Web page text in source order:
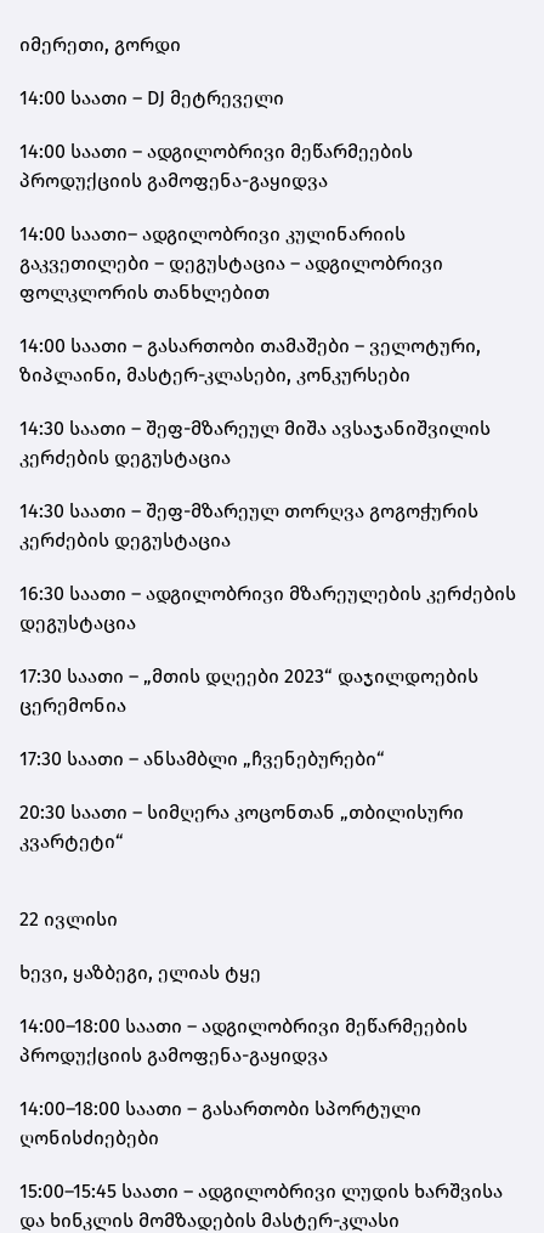
იმერეთი, გორდი
14:00 საათი – DJ მეტრეველი
14:00 საათი – ადგილობრივი მეწარმეების
პროდუქციის გამოფენა-გაყიდვა
14:00 საათი– ადგილობრივი კულინარიის
გაკვეთილები – დეგუსტაცია – ადგილობრივი
ფოლკლორის თანხლებით
14:00 საათი – გასართობი თამაშები – ველოტური,
ზიპლაინი, მასტერ-კლასები, კონკურსები
14:30 საათი – შეფ-მზარეულ მიშა ავსაჯანიშვილის
კერძების დეგუსტაცია
14:30 საათი – შეფ-მზარეულ თორღვა გოგოჭურის
კერძების დეგუსტაცია
16:30 საათი – ადგილობრივი მზარეულების კერძების
დეგუსტაცია
17:30 საათი – „მთის დღეები 2023“ დაჯილდოების
ცერემონია
17:30 საათი – ანსამბლი „ჩვენებურები“
20:30 საათი – სიმღერა კოცონთან „თბილისური
კვარტეტი“
22 ივლისი
ხევი, ყაზბეგი, ელიას ტყე
14:00–18:00 საათი – ადგილობრივი მეწარმეების
პროდუქციის გამოფენა-გაყიდვა
14:00–18:00 საათი – გასართობი სპორტული
ღონისძიებები
15:00–15:45 საათი – ადგილობრივი ლუდის ხარშვისა
და ხინკლის მომზადების მასტერ-კლასი